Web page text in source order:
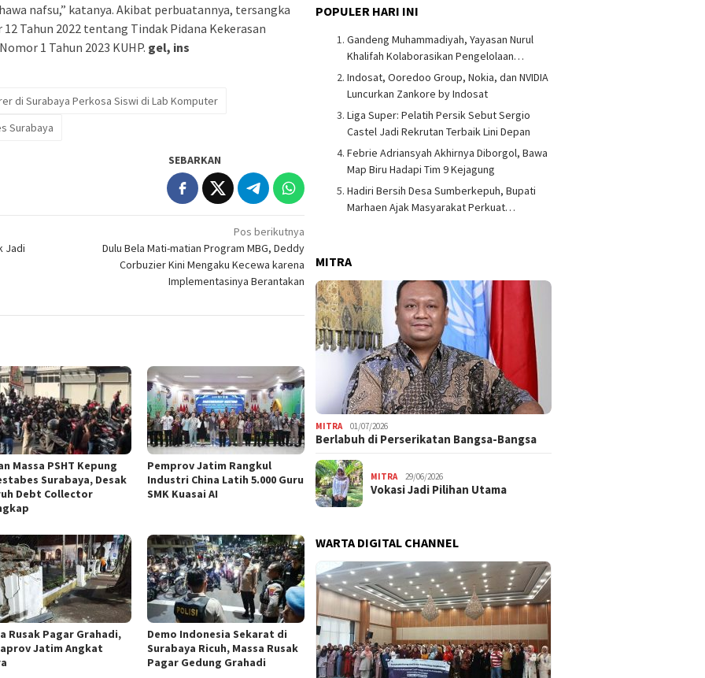
nafsu,” katanya. Akibat perbuatannya, tersangka
Tahun 2022 tentang Tindak Pidana Kekerasan
1 Tahun 2023 KUHP. gel, ins
di Surabaya Perkosa Siswi di Lab Komputer
Surabaya
SEBARKAN
Jadi
Pos berikutnya
Dulu Bela Mati-matian Program MBG, Deddy
Corbuzier Kini Mengaku Kecewa karena
Implementasinya Berantakan
Massa PSHT Kepung
Surabaya, Desak
Debt Collector
Pemprov Jatim Rangkul
Industri China Latih 5.000 Guru
SMK Kuasai AI
Rusak Pagar Grahadi,
Jatim Angkat
Demo Indonesia Sekarat di
Surabaya Ricuh, Massa Rusak
Pagar Gedung Grahadi
POPULER HARI INI
Gandeng Muhammadiyah, Yayasan Nurul
Khalifah Kolaborasikan Pengelolaan…
Indosat, Ooredoo Group, Nokia, dan NVIDIA
Luncurkan Zankore by Indosat
Liga Super: Pelatih Persik Sebut Sergio
Castel Jadi Rekrutan Terbaik Lini Depan
Febrie Adriansyah Akhirnya Diborgol, Bawa
Map Biru Hadapi Tim 9 Kejagung
Hadiri Bersih Desa Sumberkepuh, Bupati
Marhaen Ajak Masyarakat Perkuat…
MITRA
MITRA 01/07/2026
Berlabuh di Perserikatan Bangsa-Bangsa
MITRA 29/06/2026
Vokasi Jadi Pilihan Utama
WARTA DIGITAL CHANNEL